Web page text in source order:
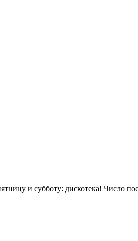
и субботу: дискотека! Число